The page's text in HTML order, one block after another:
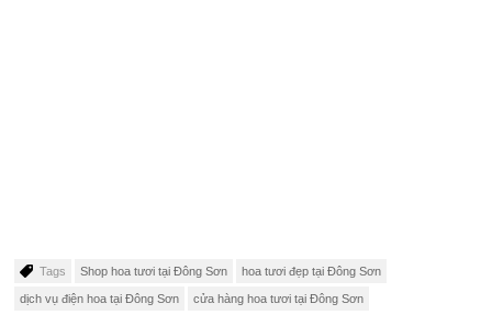
Tags Shop hoa tươi tại Đông Sơn hoa tươi đẹp tại Đông Sơn
dịch vụ điện hoa tại Đông Sơn cửa hàng hoa tươi tại Đông Sơn